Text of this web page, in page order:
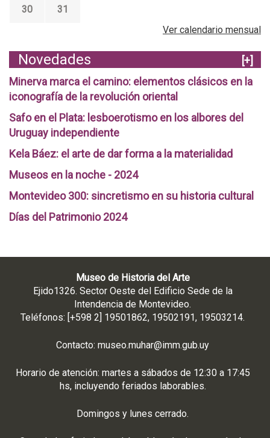
30
31
Ver calendario mensual
Novedades
[+]
Minerva marca el camino: elementos clásicos en la
iconografía de la revolución oriental
Safo en el Plata: lesboerotismo en los albores del
Uruguay independiente
Kela Báez: el arte de dar forma a la materialidad
Museos en la noche - 2024
Montevideo 300: sincretismo en su historia cultural
Días del Patrimonio 2024
Museo de Historia del Arte
Ejido1326. Sector Oeste del Edificio Sede de la
Intendencia de Montevideo.
Teléfonos: [+598 2] 19501862, 19502191, 19503214.
Contacto: museo.muhar@imm.gub.uy
Horario de atención: martes a sábados de 12:30 a 17:45
hs, incluyendo feriados laborables.
Domingos y lunes cerrado.